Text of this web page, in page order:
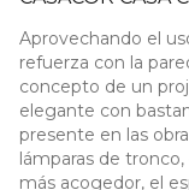
Aprovechando el
refuerza con la
concepto de un
elegante con
presente en las
lámparas de
más acogedor, el